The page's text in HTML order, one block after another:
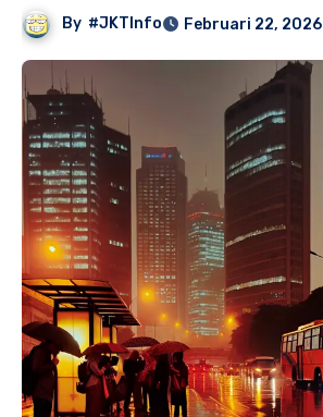
By #JKTInfo Februari 22, 2026